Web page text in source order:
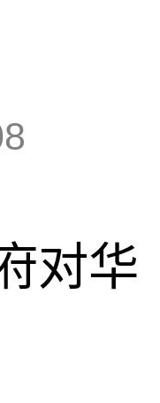
对华